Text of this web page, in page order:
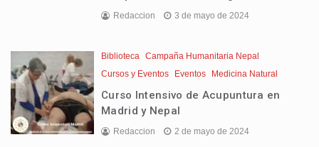
Redaccion 3 de mayo de 2024
Biblioteca
Campaña Humanitaria Nepal
Cursos y Eventos
Eventos Medicina Natural
Curso Intensivo de Acupuntura en
Madrid y Nepal
Redaccion 2 de mayo de 2024